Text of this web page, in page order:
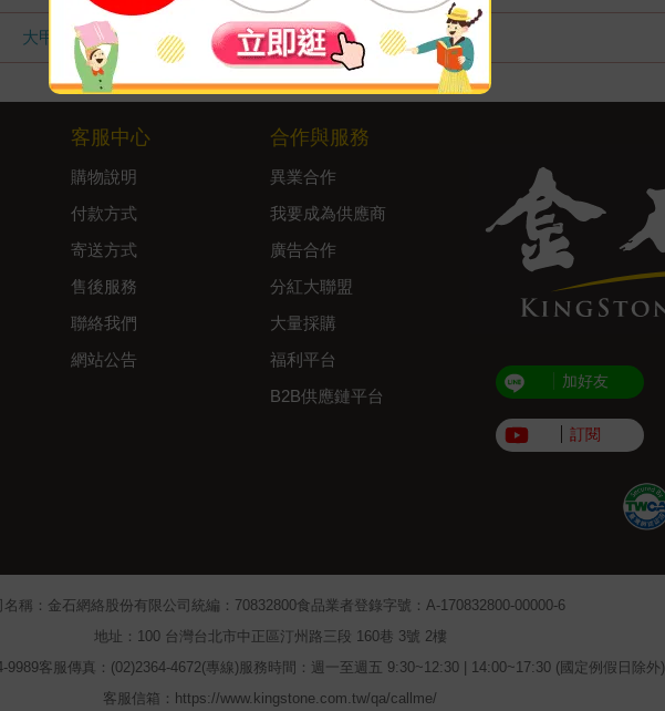
大甲店 1
客服中心
購物說明
付款方式
寄送方式
售後服務
聯絡我們
網站公告
合作與服務
異業合作
我要成為供應商
廣告合作
分紅大聯盟
大量採購
福利平台
B2B供應鏈平台
加好友
訂閱
名稱：金石網絡股份有限公司 統編：70832800食品業者登錄字號：A-170832800-00000-6
地址：100 台灣台北市中正區汀州路三段 160巷 3號 2樓
9989客服傳真：(02)2364-4672(專線) 服務時間：週一至週五 9:30~12:30 | 14:00~17:30 (國定例假日除外)
客服信箱：https://www.kingstone.com.tw/qa/callme/